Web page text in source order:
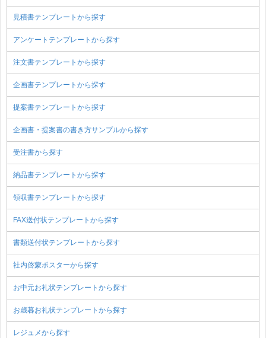
見積書テンプレートから探す
アンケートテンプレートから探す
注文書テンプレートから探す
企画書テンプレートから探す
提案書テンプレートから探す
企画書・提案書の書き方サンプルから探す
受注書から探す
納品書テンプレートから探す
領収書テンプレートから探す
FAX送付状テンプレートから探す
書類送付状テンプレートから探す
社内啓蒙ポスターから探す
お中元お礼状テンプレートから探す
お歳暮お礼状テンプレートから探す
レジュメから探す